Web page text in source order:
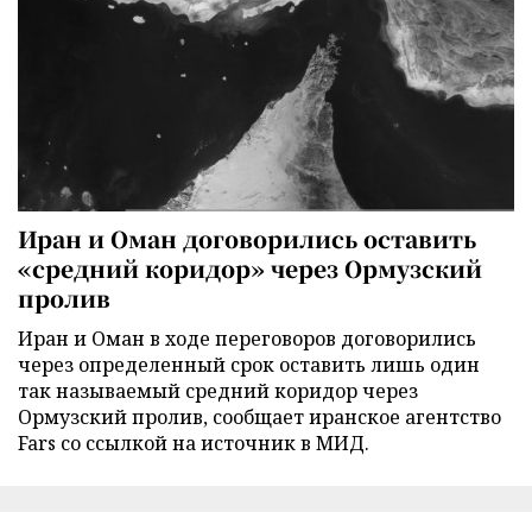
Иран и Оман договорились оставить
«средний коридор» через Ормузский
пролив
Иран и Оман в ходе переговоров договорились
через определенный срок оставить лишь один
так называемый средний коридор через
Ормузский пролив, сообщает иранское агентство
Fars со ссылкой на источник в МИД.